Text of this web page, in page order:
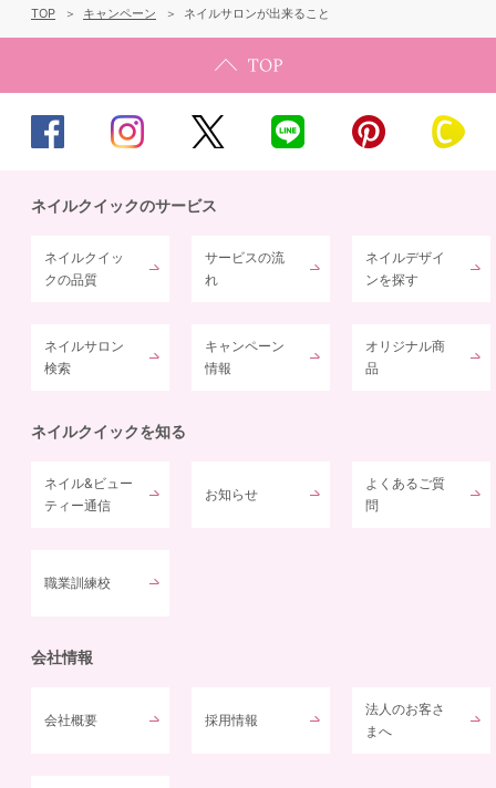
TOP キャンペーン ネイルサロンが出来ること
ネイルクイックのサービス
ネイルクイッ
クの品質
サービスの流
れ
ネイルデザイ
ンを探す
ネイルサロン
検索
キャンペーン
情報
オリジナル商
品
ネイルクイックを知る
ネイル&ビュー
ティー通信
お知らせ
よくあるご質
問
職業訓練校
会社情報
会社概要 採用情報
法人のお客さ
まへ